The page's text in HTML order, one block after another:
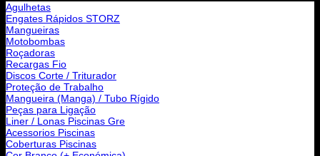
Agulhetas
Engates Rápidos STORZ
Mangueiras
Motobombas
Roçadoras
Recargas Fio
Discos Corte / Triturador
Proteção de Trabalho
Mangueira (Manga) / Tubo Rígido
Peças para Ligação
Liner / Lonas Piscinas Gre
Acessorios Piscinas
Coberturas Piscinas